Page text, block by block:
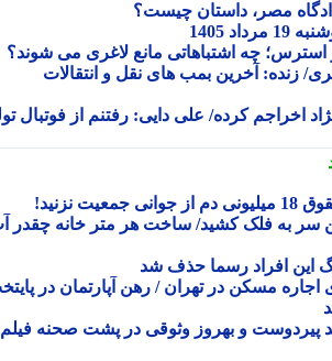
مصر، داستان چیست؟
چه اشتباهاتی مانع لاغری می شوند؟
آخرین بمب های نقل و انتقالات
کرده/ علی دایی: رفتنم از فوتبال تولد
فلک کشید/ ساخت هر متر خانه چقدر آب
افراد رسما حذف شد
اجاره مسکن در تهران / رهن آپارتمان در پایتخت
و بهروز وثوقی در پشت صحنه فیلم